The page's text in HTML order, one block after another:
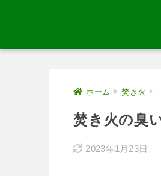
ホーム 焚き火
焚き火の臭
2023年1月23日